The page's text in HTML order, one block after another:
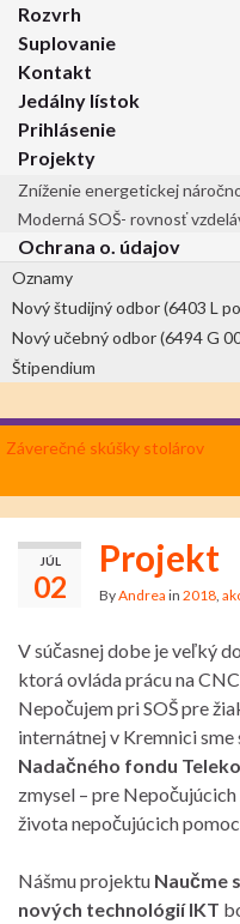
Rozvrh
Suplovanie
Kontakt
Jedálny lístok
Prihlásenie
Projekty
Zníženie energetickej
Moderná SOŠ- rovnosť
Ochrana o. údajov
Oznamy
Nový študijný odbor (6403 L
Nový učebný odbor (6494 G
Štipendium
Záverečné skúšky stolárov
JÚL
02
Projekt
ByAndrea in 2018
V súčasnej dobe je veľký
ktorá ovláda prácu na
Nepočujem pri SOŠ pre
internátnej v Kremnici
Nadačného fondu
zmysel – pre
života nepočujúcich
Nášmu projektu Naučme
nových technológií IKT